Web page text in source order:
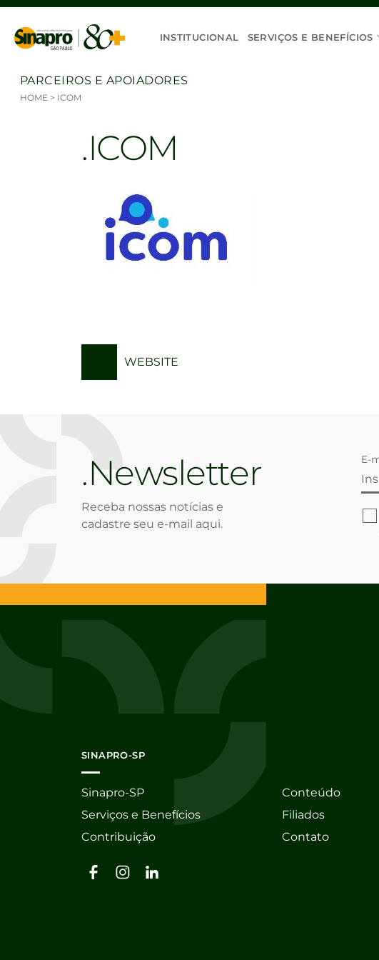
Ir para o conteúdo
INSTITUCIONAL SERVIÇOS E BENEFÍCIOS
PARCEIROS E APOIADORES
HOME > ICOM
ICOM
WEBSITE
Newsletter
Receba nossas notícias e
cadastre seu e-mail aqui.
E-
SINAPRO-SP
Sinapro-SP
Serviços e Benefícios
Contribuição
Conteúdo
Filiados
Contato